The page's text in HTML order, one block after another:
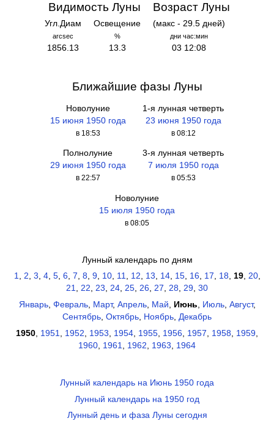
Видимость Луны
Угл.Диам
arcsec
1856.13
Освещение
%
13.3
Возраст Луны
(макс - 29.5 дней)
дни час:мин
03 12:08
Ближайшие фазы Луны
Новолуние
15 июня 1950 года
в 18:53
1-я лунная четверть
23 июня 1950 года
в 08:12
Полнолуние
29 июня 1950 года
в 22:57
3-я лунная четверть
7 июля 1950 года
в 05:53
Новолуние
15 июля 1950 года
в 08:05
Лунный календарь по дням
1, 2, 3, 4, 5, 6, 7, 8, 9, 10, 11, 12, 13, 14, 15, 16, 17, 18, 19, 20,
21, 22, 23, 24, 25, 26, 27, 28, 29, 30
Январь, Февраль, Март, Апрель, Май, Июнь, Июль, Август,
Сентябрь, Октябрь, Ноябрь, Декабрь
1950 1951 1952 1953 1954 1955 1956 1957 1958 1959
1960 1961 1962 1963 1964
Лунный календарь на Июнь 1950 года
Лунный календарь на 1950 год
Лунный день и фаза Луны сегодня